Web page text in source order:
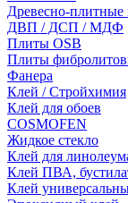
Древесно-плитные
ДВП / ДСП / МДФ
Плиты OSB
Плиты
Фанера
Клей / Стройхимия
Клей для обоев
COSMOFEN
Жидкое стекло
Клей для
Клей ПВА,
Клей